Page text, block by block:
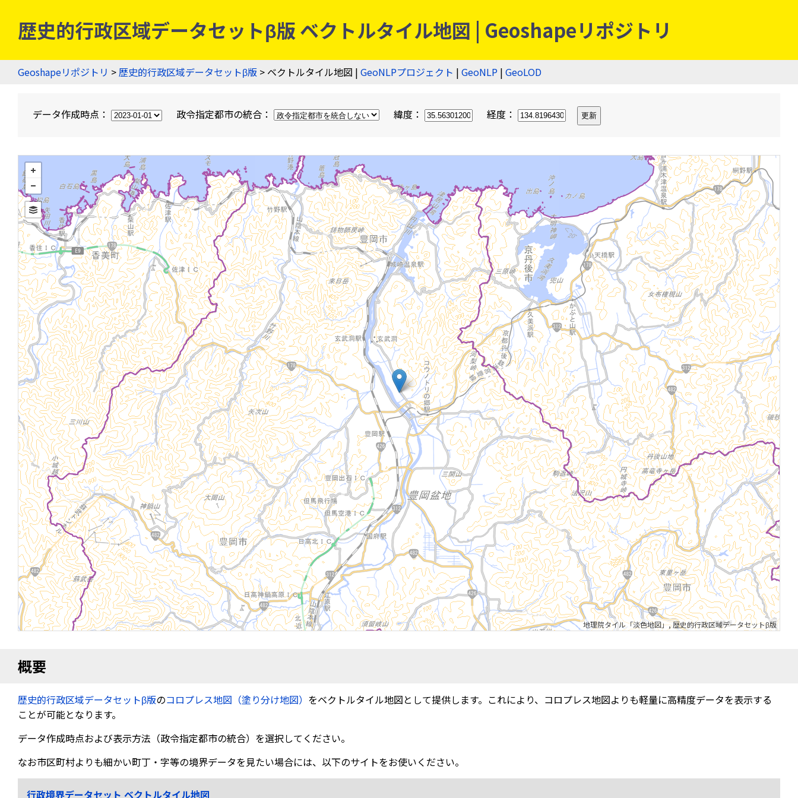
歴史的行政区域データセットβ版 ベクトルタイル地図 | Geoshapeリポジトリ
Geoshapeリポジトリ >歴史的行政区域データセットβ版 > ベクトルタイル地図 | GeoNLPプロジェクト | GeoNLP | GeoLOD
データ作成時点： 政令指定都市の統合： 緯度： 経度：
地理院タイル「淡色地図」,歴史的行政区域データセットβ版
概要
歴史的行政区域データセットβ版のコロプレス地図（塗り分け地図） をベクトルタイル地図として提供します。これにより、コロプレス地図よりも軽量に高精度データを表示する
ことが可能となります。
データ作成時点および表示方法（政令指定都市の統合）を選択してください。
なお市区町村よりも細かい町丁・字等の境界データを見たい場合には、以下のサイトをお使いください。
行政境界データセット ベクトルタイル地図